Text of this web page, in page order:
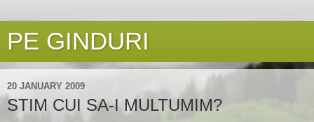
PE GINDURI
20 JANUARY 2009
STIM CUI SA-I MULTUMIM?